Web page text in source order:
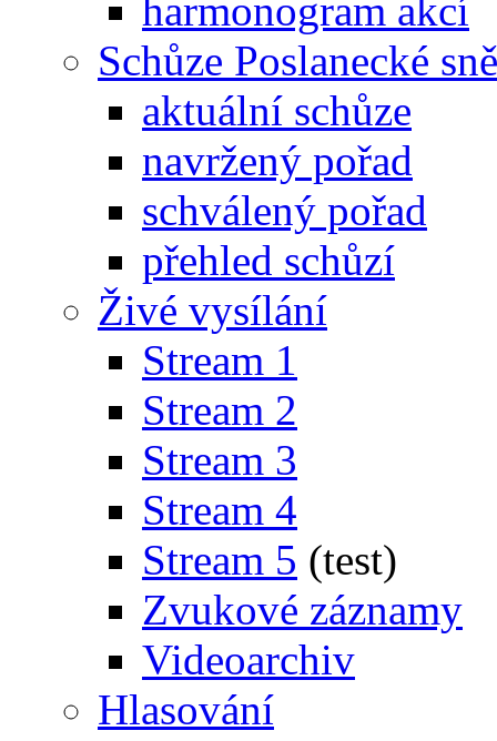
harmonogram akcí
Schůze Poslanecké
aktuální schůze
navržený pořad
schválený pořad
přehled schůzí
Živé vysílání
Stream 1
Stream 2
Stream 3
Stream 4
Stream 5 (test)
Zvukové záznamy
Videoarchiv
Hlasování